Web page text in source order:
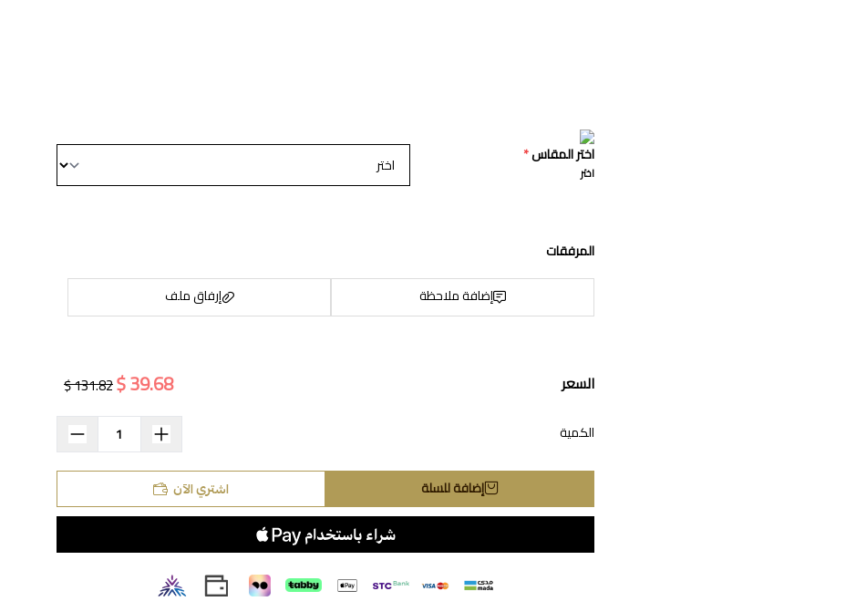
اختر المقاس*
اختر
المرفقات
إضافة ملاحظة
إرفاق ملف
السعر 39.68 $
131.82 $
الكمية
إضافة للسلة اشتري الآن